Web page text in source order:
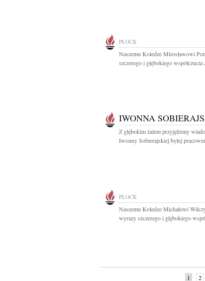
PŁOCK
Naszemu Koledze Mirosławowi
szczerego i głębokiego
IWONNA
Z głębokim żalem przyjęliśmy
Iwonny Sobierajskiej byłej
PŁOCK
Naszemu Koledze Michałowi
wyrazy szczerego i głębokiego
1 2